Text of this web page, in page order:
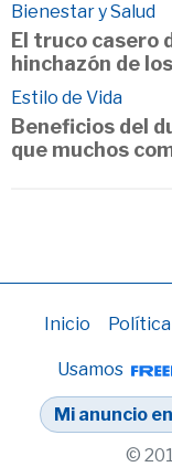
Bienestar y Salud
El truco casero
hinchazón de
Estilo de Vida
Beneficios del
que muchos
Inicio
Usamos
Mi anuncio
©